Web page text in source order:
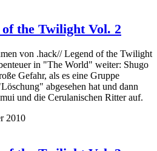
the Twilight Vol. 2
von .hack// Legend of the Twilight
in "The World" weiter: Shugo
Gefahr, als es eine Gruppe
abgesehen hat und dann
und die Cerulanischen Ritter auf.
2010